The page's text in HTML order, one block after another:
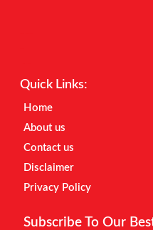
Quick Links:
Home
About us
Contact us
Disclaimer
Privacy Policy
Subscribe To Our